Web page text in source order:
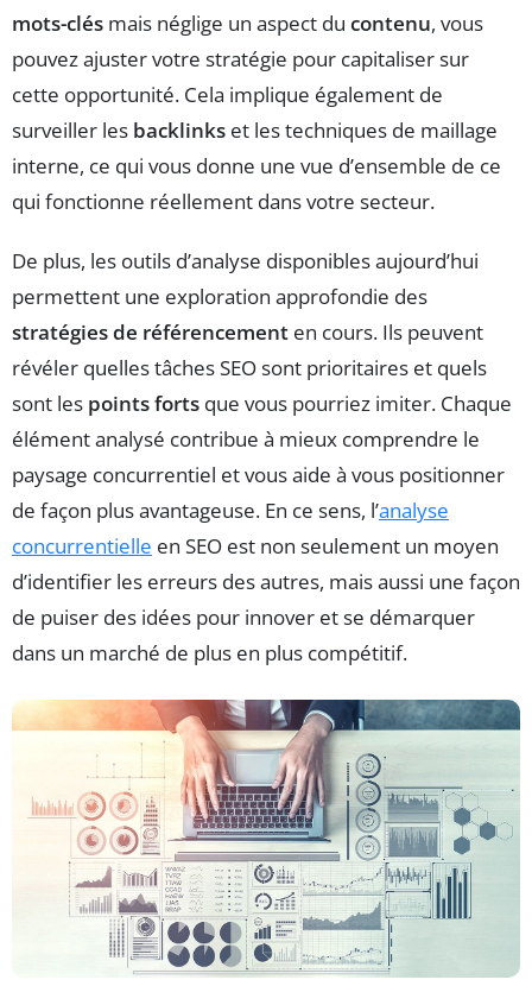
mots-clés mais néglige un aspect du contenu, vous
pouvez ajuster votre stratégie pour capitaliser sur
cette opportunité. Cela implique également de
surveiller les backlinks et les techniques de maillage
interne, ce qui vous donne une vue d’ensemble de ce
qui fonctionne réellement dans votre secteur.
De plus, les outils d’analyse disponibles aujourd’hui
permettent une exploration approfondie des
stratégies de référencement en cours. Ils peuvent
révéler quelles tâches SEO sont prioritaires et quels
sont les points forts que vous pourriez imiter. Chaque
élément analysé contribue à mieux comprendre le
paysage concurrentiel et vous aide à vous positionner
de façon plus avantageuse. En ce sens, l’analyse
concurrentielle en SEO est non seulement un moyen
d’identifier les erreurs des autres, mais aussi une façon
de puiser des idées pour innover et se démarquer
dans un marché de plus en plus compétitif.